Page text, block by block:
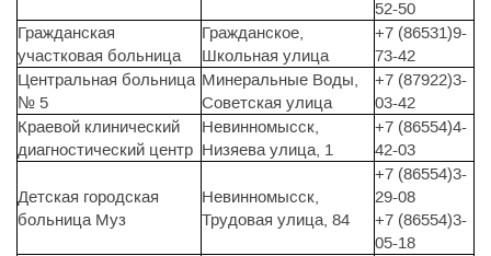
52-50
Гражданская
участковая больница
Гражданское,
Школьная улица
+7 (86531)9-
73-42
Центральная больница
№ 5
Минеральные Воды,
Советская улица
+7 (87922)3-
03-42
Краевой клинический
диагностический центр
Невинномысск,
Низяева улица, 1
+7 (86554)4-
42-03
Детская городская
больница Муз
Невинномысск,
Трудовая улица, 84
+7 (86554)3-
29-08
+7 (86554)3-
05-18